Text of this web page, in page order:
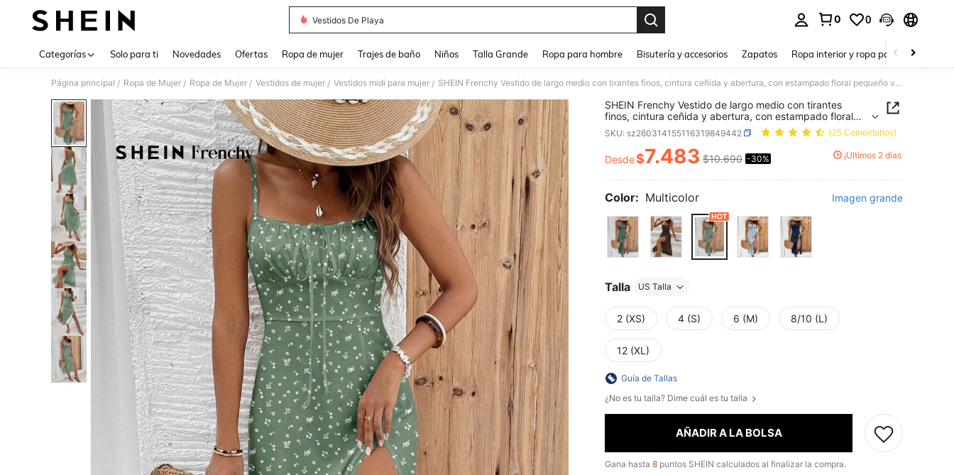
Vestidos De Playa
0 0
Categorías Solo para ti Novedades Ofertas Ropa de mujer Trajes de baño Niños Talla Grande Ropa para hombre Bisutería y accesorios Zapatos Ropa interior y ropa para dormir
Página principal / Ropa de Mujer / Ropa de Mujer / Vestidos de mujer / Vestidos midi para mujer / SHEIN Frenchy Vestido de largo medio con tirantes finos, cintura ceñida y abertura, con estampado floral pequeño verde, estilo bohemio, elegante, romántico, vintage, minimalista y casual, para vacaciones, playa y verano para mujer
SHEIN Frenchy Vestido de largo medio con tirantes
finos, cintura ceñida y abertura, con estampado floral
pequeño verde, estilo bohemio, elegante, romántico,
vintage, minimalista y casual, para vacaciones, playa y
verano para mujer
SKU: sz260314155116319849442 (25 Comentarios)
PRICE AND AVAILABILITY
Desde$7.483 $10.690 -30% ¡Últimos 2 días
Color: Multicolor Imagen grande
Talla US Talla
2 (XS) 4 (S) 6 (M) 8/10 (L)
12 (XL)
Guía de Tallas
¿No es tu talla? Dime cuál es tu talla
AÑADIR A LA BOLSA
Gana hasta 8 puntos SHEIN calculados al finalizar la compra.